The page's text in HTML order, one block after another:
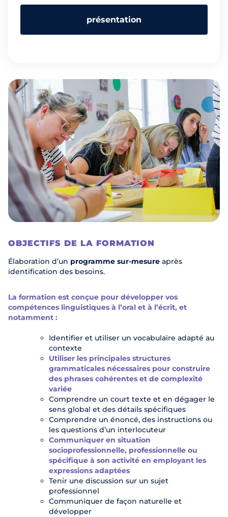
interlocuteur dans la langue cible. Elle permet aux
recruteurs et aux entreprises de connaître la capacité
qui répond pleinement aux besoins des salariés et des
demandeurs d’emploi en certifiant le niveau de maîtrise
de la langue à l’oral et à l’écrit, et en valorisant les
compétences acquises.
présentation
OBJECTIFS DE LA FORMATION
Élaboration d’un programme sur-mesure après
identification des besoins.
La formation est conçue pour développer vos
compétences linguistiques à l’oral et à l’écrit, et
notamment :
Identifier et utiliser un vocabulaire adapté au
contexte
Utiliser les principales structures
grammaticales nécessaires pour construire
des phrases cohérentes et de complexité
variée
Comprendre un court texte et en dégager le
sens global et des détails spécifiques
Comprendre un énoncé, des instructions ou
les questions d’un interlocuteur
Communiquer en situation
socioprofessionnelle, professionnelle ou
spécifique à son activité en employant les
expressions adaptées
Tenir une discussion sur un sujet
professionnel
Communiquer de façon naturelle et
développer